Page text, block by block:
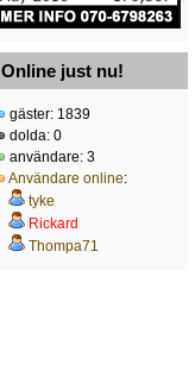
Online just nu!
gäster: 1839
dolda: 0
användare: 3
Användare online:
tyke
Rickard
Thompa71